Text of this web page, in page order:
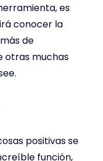
es
conocer la
de
otras muchas
positivas se
función,